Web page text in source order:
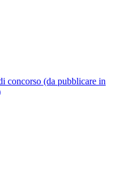
concorso (da pubblicare in